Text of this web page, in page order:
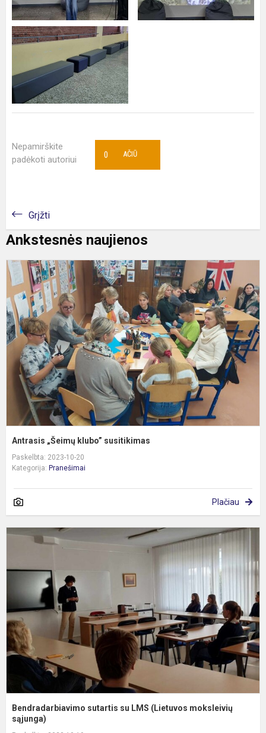
Nepamirškite
padėkoti autoriui
AČIŪ
0
Grįžti
Ankstesnės naujienos
Antrasis „Šeimų klubo” susitikimas
Paskelbta: 2023-10-20
Kategorija: Pranešimai
Plačiau
Bendradarbiavimo sutartis su LMS (Lietuvos moksleivių
sąjunga)